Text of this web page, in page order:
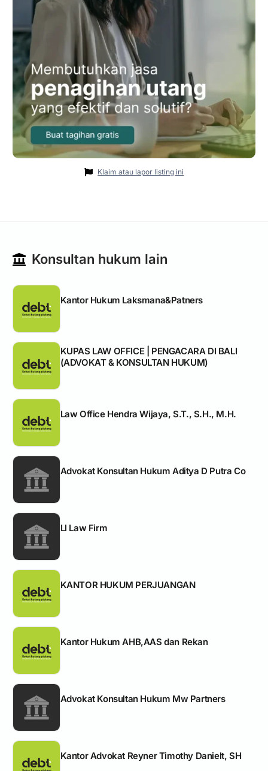
Klaim atau lapor listing ini
Konsultan hukum lain
Kantor Hukum Laksmana&Patners
KUPAS LAW OFFICE | PENGACARA DI BALI
(ADVOKAT & KONSULTAN HUKUM)
Law Office Hendra Wijaya, S.T., S.H., M.H.
Advokat Konsultan Hukum Aditya D Putra Co
Ll Law Firm
KANTOR HUKUM PERJUANGAN
Kantor Hukum AHB,AAS dan Rekan
Advokat Konsultan Hukum Mw Partners
Kantor Advokat Reyner Timothy Danielt, SH